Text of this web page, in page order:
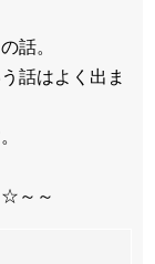
話。
話はよく出ま
～～